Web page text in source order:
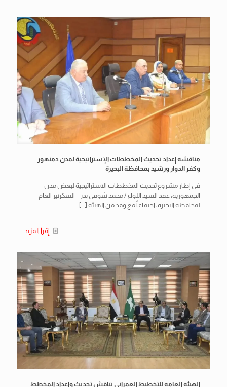
مناقشة إعداد تحديث المخططات الإستراتيجية لمدن دمنهور
وكفر الدوار ورشيد بمحافظة البحيرة
فى إطار مشروع تحديث المخططات الاستراتيجية لبعض مدن
الجمهورية، عقد السيد اللواء / محمد شوقي بدر – السكرتير العام
لمحافظة البحيرة، اجتماعاً مع وفد من الهيئة […]
إقرأ المزيد
الهيئة العامة للتخطيط العمراني تناقش تحديث وإعداد المخطط